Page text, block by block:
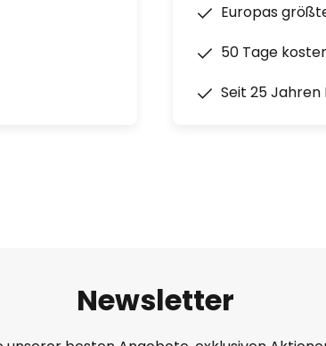
Europas
50 Tage
Seit 25 Jahren
Newsletter